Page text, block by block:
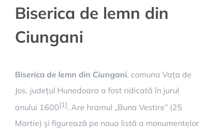
Biserica de lemn din
Ciungani
Biserica de lemn din Ciungani, comuna Vața de
Jos, județul Hunedoara a fost ridicată în jurul
anului 1600[1]. Are hramul „Buna Vestire” (25
Martie) și figurează pe noua listă a monumentelor